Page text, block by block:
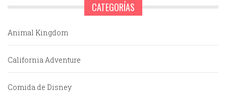
CATEGORÍAS
Animal Kingdom
California Adventure
Comida de Disney